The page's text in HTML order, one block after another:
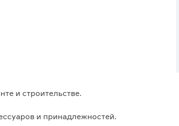
и строительстве.
и принадлежностей.